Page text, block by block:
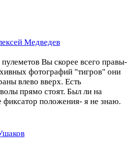
Медведев
Вы скорее всего правы-
фотографий "тигров" они
влево вверх. Есть
прямо стоят. Был ли на
фиксатор положения- я не знаю.